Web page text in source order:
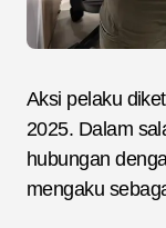
Aksi pelaku
2025. Dalam
hubungan
mengaku